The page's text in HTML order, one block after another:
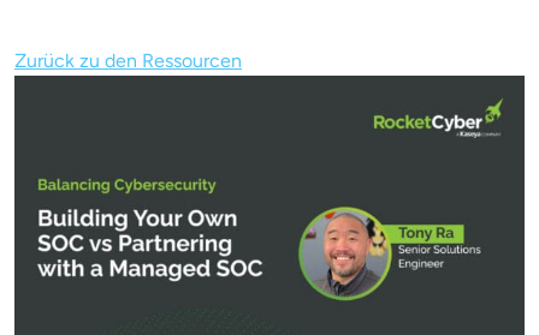
Zurück zu den Ressourcen